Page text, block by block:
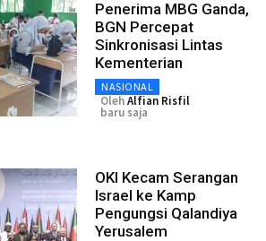
Penerima MBG Ganda,
BGN Percepat
Sinkronisasi Lintas
Kementerian
NASIONAL
OlehAlfian Risfil
baru saja
OKI Kecam Serangan
Israel ke Kamp
Pengungsi Qalandiya
Yerusalem